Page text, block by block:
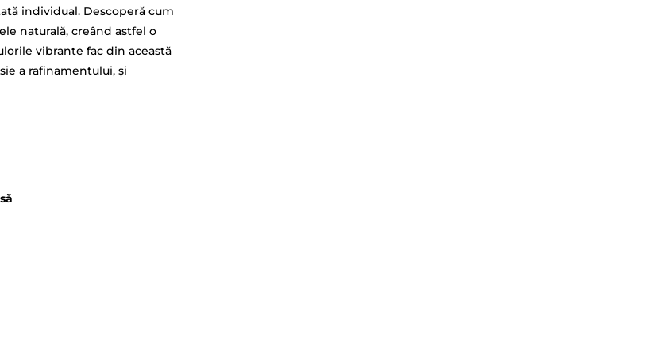
individual. Descoperă cum
naturală, creând astfel o
vibrante fac din această
a rafinamentului, și